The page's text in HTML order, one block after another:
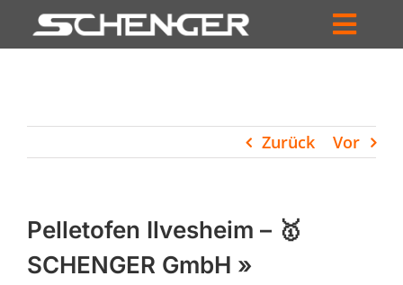
Inhalt
HÄNDLERSUCHE
UNTERNEHMEN
Zurück Vor
Pelletofen Ilvesheim – 🥇
SCHENGER GmbH »